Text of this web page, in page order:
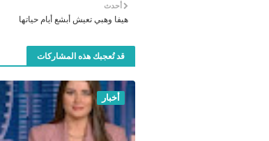
أحدث
هيفا وهبي تعيش أبشع أيام حياتها
قد تُعجبك هذه المشاركات
أخبار